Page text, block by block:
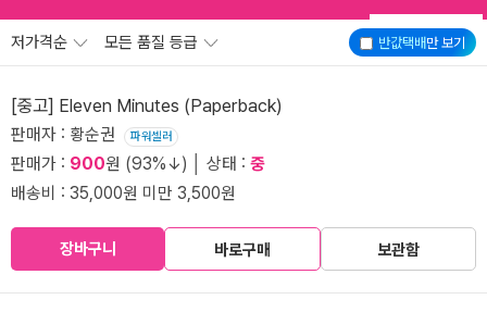
반값택배만 보기
저가격순 모든 품질 등급
[중고] Eleven Minutes (Paperback)
판매자 : 황순권 파워셀러
판매가 : 900원 (93%↓) │ 상태 : 중
배송비 : 35,000원 미만 3,500원
장바구니 바로구매 보관함